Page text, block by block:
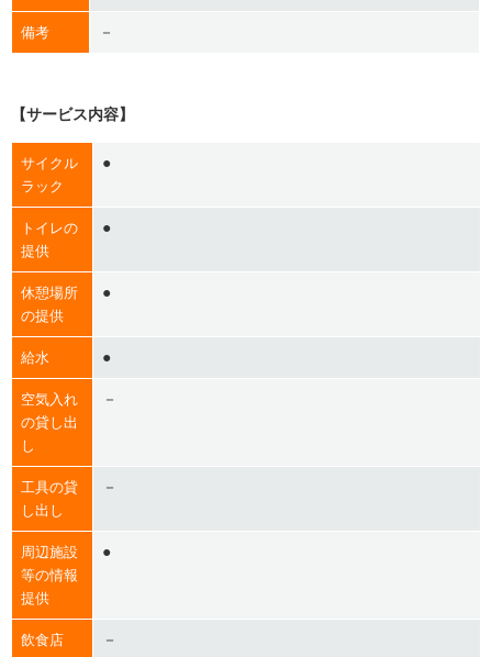
備考 －
【サービス内容】
サイクル
ラック
●
トイレの
提供
●
休憩場所
の提供
●
給水 ●
空気入れ
の貸し出
し
－
工具の貸
し出し
－
周辺施設
等の情報
提供
●
飲食店 －